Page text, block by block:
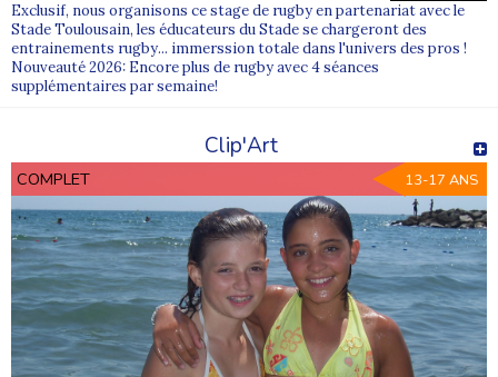
Exclusif, nous organisons ce stage de rugby en partenariat avec le
Stade Toulousain, les éducateurs du Stade se chargeront des
entrainements rugby... immerssion totale dans l'univers des pros !
Nouveauté 2026: Encore plus de rugby avec 4 séances
supplémentaires par semaine!
Clip'Art
COMPLET 13-17 ANS